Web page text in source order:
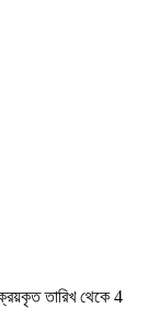
তারিখ থেকে 4